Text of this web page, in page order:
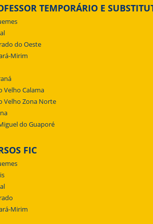
TEMPORÁRIO E
do Oeste
Mirim
Velho Calama
Velho Zona Norte
do Guaporé
FIC
Mirim